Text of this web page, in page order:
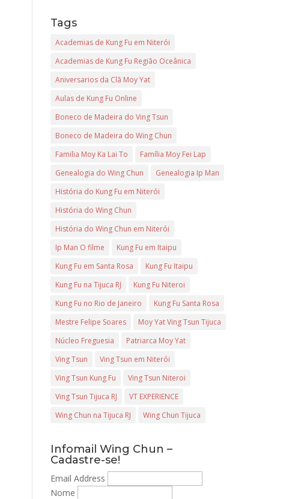
Tags
Academias de Kung Fu em Niterói
Academias de Kung Fu Região Oceânica
Aniversarios da Clã Moy Yat
Aulas de Kung Fu Online
Boneco de Madeira do Ving Tsun
Boneco de Madeira do Wing Chun
Familia Moy Ka Lai To
Família Moy Fei Lap
Genealogia do Wing Chun
Genealogia Ip Man
História do Kung Fu em Niterói
História do Wing Chun
História do Wing Chun em Niterói
Ip Man O filme
Kung Fu em Itaipu
Kung Fu em Santa Rosa
Kung Fu Itaipu
Kung Fu na Tijuca RJ
Kung Fu Niteroi
Kung Fu no Rio de Janeiro
Kung Fu Santa Rosa
Mestre Felipe Soares
Moy Yat Ving Tsun Tijuca
Núcleo Freguesia
Patriarca Moy Yat
Ving Tsun
Ving Tsun em Niterói
Ving Tsun Kung Fu
Ving Tsun Niteroi
Ving Tsun Tijuca RJ
VT EXPERIENCE
Wing Chun na Tijuca RJ
Wing Chun Tijuca
Infomail Wing Chun –
Cadastre-se!
Email Address
Nome